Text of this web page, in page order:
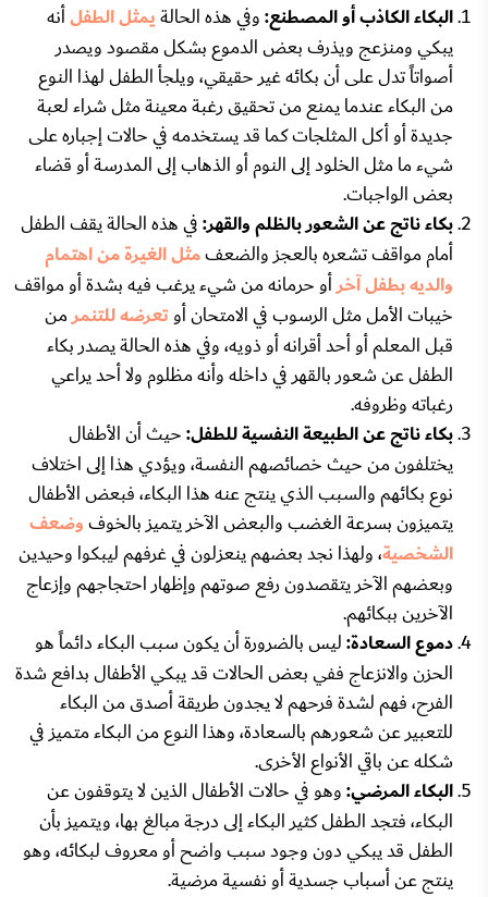
البكاء الكاذب أو المصطنع:وفي هذه الحالةيمثل الطفلأنه
يبكي ومنزعج ويذرف بعض الدموع بشكل مقصود ويصدر
أصواتاً تدل على أن بكائه غير حقيقي، ويلجأ الطفل لهذا النوع
من البكاء عندما يمنع من تحقيق رغبة معينة مثل شراء لعبة
جديدة أو أكل المثلجات كما قد يستخدمه في حالات إجباره على
شيء ما مثل الخلود إلى النوم أو الذهاب إلى المدرسة أو قضاء
بعض الواجبات.
بكاء ناتج عن الشعور بالظلم والقهر:في هذه الحالة يقف الطفل
أمام مواقف تشعره بالعجز والضعفمثل الغيرة من اهتمام
والديه بطفل آخرأو حرمانه من شيء يرغب فيه بشدة أو مواقف
خيبات الأمل مثل الرسوب في الامتحان أوتعرضه للتنمرمن
قبل المعلم أو أحد أقرانه أو ذويه، وفي هذه الحالة يصدر بكاء
الطفل عن شعور بالقهر في داخله وأنه مظلوم ولا أحد يراعي
رغباته وظروفه.
بكاء ناتج عن الطبيعة النفسية للطفل:حيث أن الأطفال
يختلفون من حيث خصائصهم النفسة، ويؤدي هذا إلى اختلاف
نوع بكائهم والسبب الذي ينتج عنه هذا البكاء، فبعض الأطفال
يتميزون بسرعة الغضب والبعض الآخر يتميز بالخوفوضعف
الشخصية، ولهذا نجد بعضهم ينعزلون في غرفهم ليبكوا وحيدين
وبعضهم الآخر يتقصدون رفع صوتهم وإظهار احتجاجهم وإزعاج
الآخرين ببكائهم.
دموع السعادة:ليس بالضرورة أن يكون سبب البكاء دائماً هو
الحزن والانزعاج ففي بعض الحالات قد يبكي الأطفال بدافع شدة
الفرح، فهم لشدة فرحهم لا يجدون طريقة أصدق من البكاء
للتعبير عن شعورهم بالسعادة، وهذا النوع من البكاء متميز في
شكله عن باقي الأنواع الأخرى.
البكاء المرضي:وهو في حالات الأطفال الذين لا يتوقفون عن
البكاء، فتجد الطفل كثير البكاء إلى درجة مبالغ بها، ويتميز بأن
الطفل قد يبكي دون وجود سبب واضح أو معروف لبكائه، وهو
ينتج عن أسباب جسدية أو نفسية مرضية.